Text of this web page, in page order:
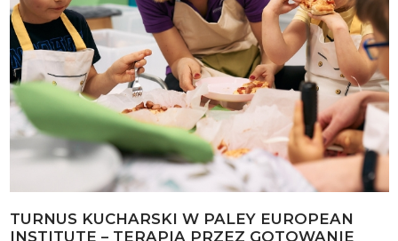
TURNUS KUCHARSKI W PALEY EUROPEAN
INSTITUTE – TERAPIA PRZEZ GOTOWANIE